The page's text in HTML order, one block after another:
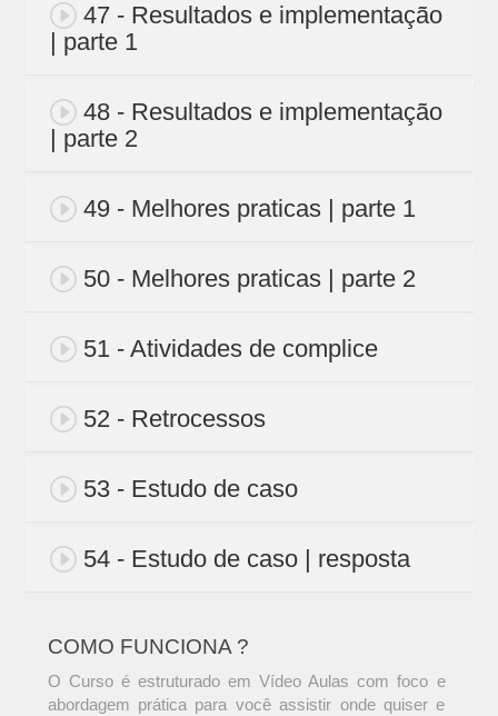
47 - Resultados e implementação
| parte 1
48 - Resultados e implementação
| parte 2
49 - Melhores praticas | parte 1
50 - Melhores praticas | parte 2
51 - Atividades de complice
52 - Retrocessos
53 - Estudo de caso
54 - Estudo de caso | resposta
COMO FUNCIONA ?
O Curso é estruturado em Vídeo Aulas com foco e
abordagem prática para você assistir onde quiser e